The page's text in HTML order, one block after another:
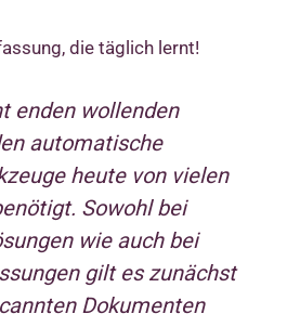
die täglich lernt!
enden wollenden
automatische
heute von vielen
Sowohl bei
wie auch bei
gilt es zunächst
Dokumenten